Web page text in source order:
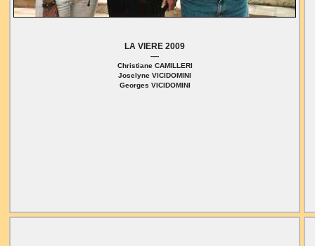
LA VIERE 2009
----
Christiane CAMILLERI
Joselyne VICIDOMINI
Georges VICIDOMINI